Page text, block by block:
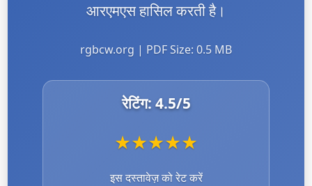
आरएमएस हासिल करती है।
rgbcw.org | PDF Size: 0.5 MB
रेटिंग: 4.5/5
★★★★★
इस दस्तावेज़ को रेट करें